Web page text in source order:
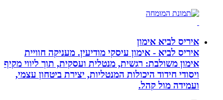
איריס לביא אימון
איריס לביא - אימון עיסקי מודיעין. מעניקה חוויית
אימון משולבת: רגשית, מנטלית ועסקית, תוך ליווי מקיף
ויסודי חידוד היכולות המנטליות, יצירת ביטחון עצמי,
ועמידה מול קהל.